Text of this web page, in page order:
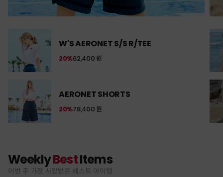
W'S AERONET S/S R/TEE
62,400 원
20%
AERONET SHORTS
78,400 원
20%
WeeklyBestItems
이번 주 가장 사랑받은 베스트 아이템